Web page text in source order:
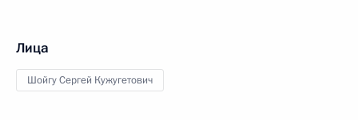
Лица
Шойгу Сергей Кужугетович